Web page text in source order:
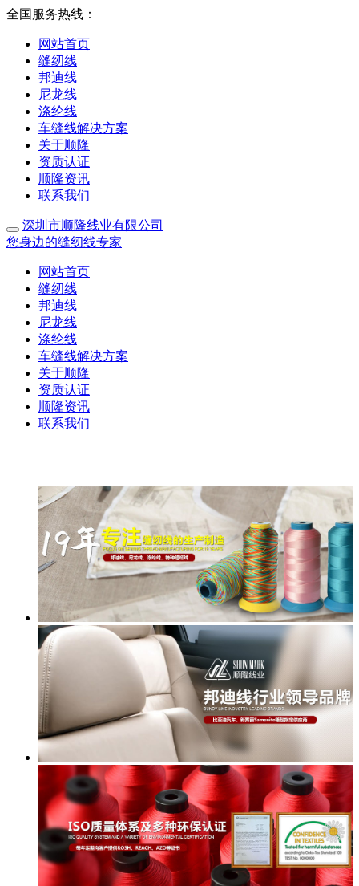
全国服务热线：
网站首页
缝纫线
邦迪线
尼龙线
涤纶线
车缝线解决方案
关于顺隆
资质认证
顺隆资讯
联系我们
深圳市顺隆线业有限公司
您身边的缝纫线专家
网站首页
缝纫线
邦迪线
尼龙线
涤纶线
车缝线解决方案
关于顺隆
资质认证
顺隆资讯
联系我们